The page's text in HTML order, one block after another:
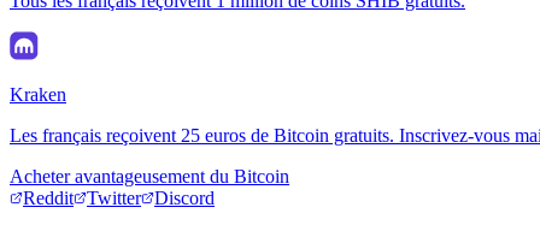
Kraken
Les français reçoivent 25 euros de Bitcoin gratuits. Inscrivez-vous
Acheter avantageusement du Bitcoin
Reddit
Twitter Discord